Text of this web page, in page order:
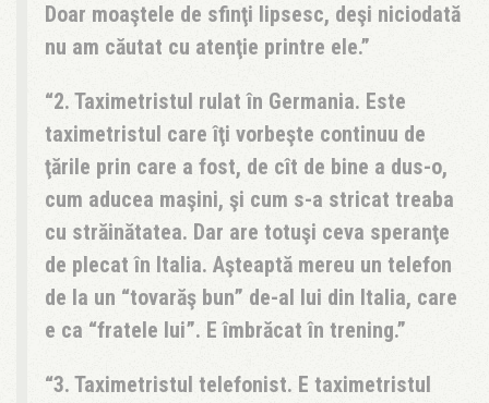
Doar moaştele de sfinţi lipsesc, deşi niciodată
nu am căutat cu atenţie printre ele.
2. Taximetristul rulat în Germania. Este
taximetristul care îţi vorbeşte continuu de
ţările prin care a fost, de cît de bine a dus-o,
cum aducea maşini, şi cum s-a stricat treaba
cu străinătatea. Dar are totuşi ceva speranţe
de plecat în Italia. Aşteaptă mereu un telefon
de la un “tovarăş bun” de-al lui din Italia, care
e ca “fratele lui”. E îmbrăcat în trening.
3. Taximetristul telefonist. E taximetristul